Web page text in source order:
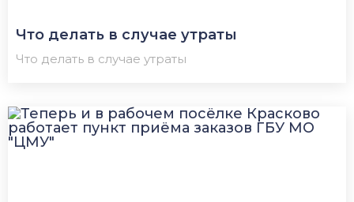
Что делать в случае утраты
Что делать в случае утраты